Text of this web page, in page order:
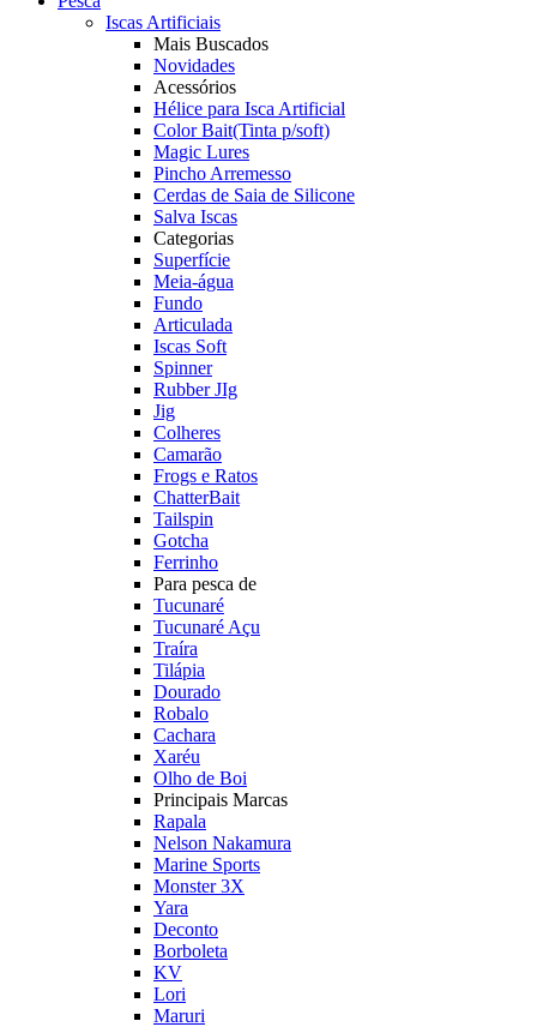
Iscas Artificiais
Mais Buscados
Novidades
Acessórios
Hélice para Isca Artificial
Color Bait(Tinta p/soft)
Magic Lures
Pincho Arremesso
Cerdas de Saia de Silicone
Salva Iscas
Categorias
Superfície
Meia-água
Fundo
Articulada
Iscas Soft
Spinner
Rubber JIg
Jig
Colheres
Camarão
Frogs e Ratos
ChatterBait
Tailspin
Gotcha
Ferrinho
Para pesca de
Tucunaré
Tucunaré Açu
Traíra
Tilápia
Dourado
Robalo
Cachara
Xaréu
Olho de Boi
Principais Marcas
Rapala
Nelson Nakamura
Marine Sports
Monster 3X
Yara
Deconto
Borboleta
KV
Lori
Maruri